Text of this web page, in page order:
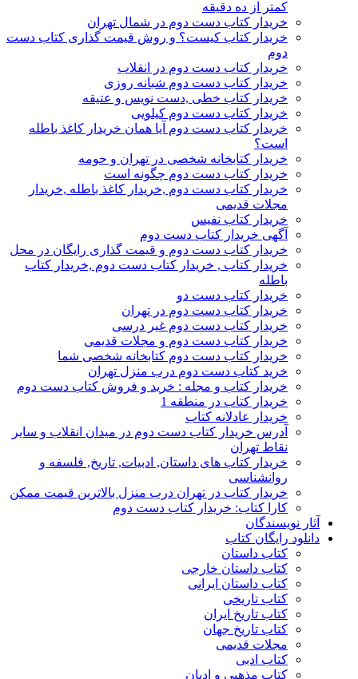
کمتر از ده دقیقه
خریدار کتاب دست دوم در شمال تهران
خریدار کتاب کیست؟ و روش قیمت گذاری کتاب دست
دوم
خریدار کتاب دست دوم در انقلاب
خریدار کتاب دست دوم شبانه روزی
خریدار کتاب خطی ,دست نویس و عتیقه
خریدار کتاب دست دوم کیلویی
خریدار کتاب دست دوم آیا همان خریدار کاغذ باطله
است؟
خریدار کتابخانه شخصی در تهران و حومه
خریدار کتاب دست دوم چگونه است
خریدار کتاب دست دوم ,خریدار کاغذ باطله ,خریدار
مجلات قدیمی
خریدار کتاب نفیس
آگهی خریدار کتاب دست دوم
خریدار کتاب دست دوم و قیمت گذاری رایگان در محل
خریدار کتاب , خریدار کتاب دست دوم ,خریدار کتاب
باطله
خریدار کتاب دست دو
خریدار کتاب دست دوم در تهران
خریدار کتاب دست دوم غیر درسی
خریدار کتاب دست دوم و مجلات قدیمی
خریدار کتاب دست دوم کتابخانه شخصی شما
خرید کتاب دست دوم درب منزل تهران
خریدار کتاب و مجله : خرید و فروش کتاب دست دوم
خریدار کتاب در منطقه 1
خریدار عادلانه کتاب
آدرس خریدار کتاب دست دوم در میدان انقلاب و سایر
نقاط تهران
خریدار کتاب های داستان, ادبیات, تاریخ, فلسفه و
روانشناسی
خریدار کتاب در تهران درب منزل بالاترین قیمت ممکن
کارا کتاب: خریدار کتاب دست دوم
آثار نویسندگان
دانلود رایگان کتاب
کتاب داستان
کتاب داستان خارجی
کتاب داستان ایرانی
کتاب تاریخی
کتاب تاریخ ایران
کتاب تاریخ جهان
مجلات قدیمی
کتاب ادبی
کتاب مذهبی و ادیان